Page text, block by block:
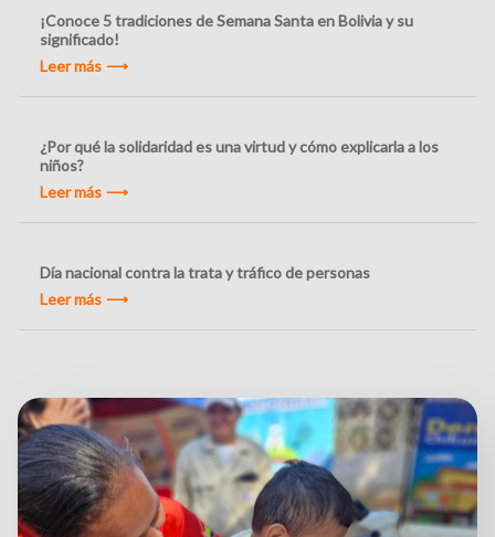
¡Conoce 5 tradiciones de Semana Santa en Bolivia y su
significado!
Leer más
¿Por qué la solidaridad es una virtud y cómo explicarla a los
niños?
Leer más
Día nacional contra la trata y tráfico de personas
Leer más